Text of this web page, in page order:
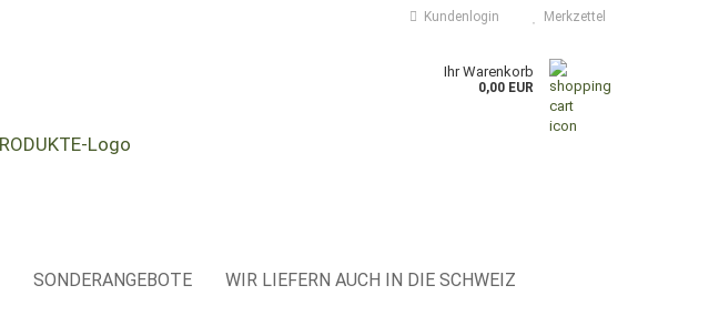
Kundenlogin Merkzettel
Ihr Warenkorb
0,00 EUR
SONDERANGEBOTE WIR LIEFERN AUCH IN DIE SCHWEIZ